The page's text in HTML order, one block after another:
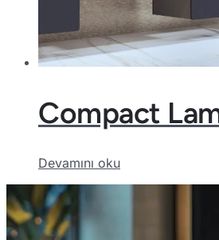
Compact
Devamını oku